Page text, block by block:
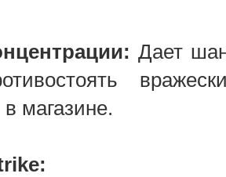
Дает
магазине.